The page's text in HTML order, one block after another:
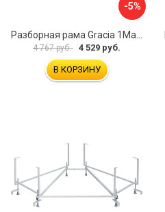
-5%
Разборная рама Gracia 1Marka 170 03гр1710
4 767 руб. 4 529 руб.
В КОРЗИНУ